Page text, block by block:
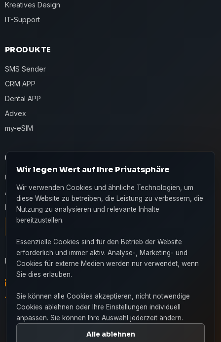
Kreatives Design
IT-Support
PRODUKTE
SMS Sender
CRM APP
Dental APP
Advex
my-eSIM
UNTERNEHMEN
Über uns
Apps
Kontakt
KONTAKT
Radolfzell, DE
Wir legen Wert auf Ihre Privatsphäre
Wir verwenden Cookies und ähnliche Technologien, um
diese Website zu betreiben, die Leistung zu verbessern, die
Nutzung zu analysieren und relevante Inhalte
bereitzustellen.
Essenzielle Cookies sind für den Betrieb der Website
erforderlich und immer aktiv. Analyse-, Marketing- und
Cookies für externe Medien werden nur verwendet, wenn
Sie dies erlauben.
Sie können alle Cookies akzeptieren, nicht notwendige
Cookies ablehnen oder Ihre Einstellungen individuell
anpassen. Sie können Ihre Auswahl jederzeit ändern.
Alle ablehnen